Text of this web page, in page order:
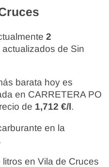
2
de Sin
barata hoy es
en CARRETERA PO
de 1,712 €/l.
en la
en Vila de Cruces